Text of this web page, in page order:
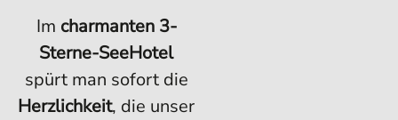
Im charmanten 3-
Sterne-SeeHotel
spürt man sofort die
Herzlichkeit, die unser